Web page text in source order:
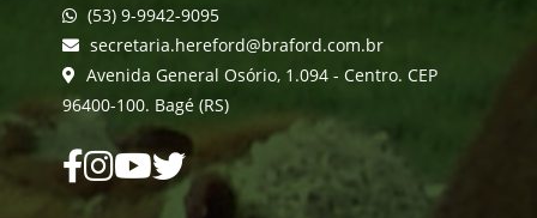
(53) 9-9942-9095
secretaria.hereford@braford.com.br
Avenida General Osório, 1.094 - Centro. CEP
96400-100. Bagé (RS)